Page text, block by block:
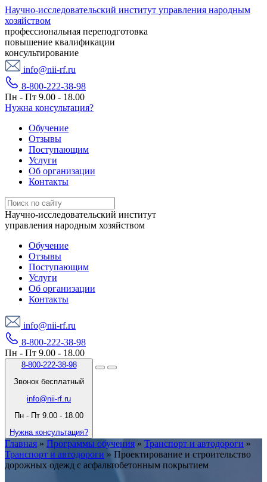
Научно-исследовательский институт управления народным
хозяйством
профессиональная переподготовка
повышение квалификации
консультирование
info@nii-rf.ru
8-800-222-38-98
Пн - Пт 9.00 - 18.00
Нужна консультация?
Обучение
Отзывы
Поступающим
Услуги
Об организации
Контакты
Научно-исследовательский институт
управления народным хозяйством
Обучение
Отзывы
Поступающим
Услуги
Об организации
Контакты
info@nii-rf.ru
8-800-222-38-98
Пн - Пт 9.00 - 18.00
8-800-222-38-98
Звонок бесплатный
info@nii-rf.ru
Пн - Пт 9.00 - 18.00
Нужна консультация?
Главная » Программы обучения » Транспорт и автодороги »
Транспорт и автодороги » Проектирование и строительство
дорожных одежд с асфальтобетонным покрытием